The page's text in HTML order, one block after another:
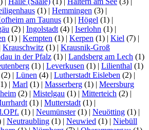
(1) | Hemmingen (3) |
am Taunus (1) | Högel (1) |
(2) | Ingolstadt (4) | Iserlohn (1) |
(1) | Kempten (1) | Kerpen (1) | Kiel (7) |
Krauschwitz (1) | Krausnik-Groß
in der Pfalz (1) | Landsberg am Lech (1)
(1) | Leverkusen (1) | Lilienthal (1)
(2) | Lünen (4) | Lutherstadt Eisleben (2) |
| Marl (1) | Masserberg (1) | Meersburg
(2) | Mistelgau (1) | Mitterteich (2) |
(1) | Mutterstadt (1) |
(1) | Neumünster(1) | Neuötting (1) |
| Neutraubling (1) | Neuwied (1) | Niebüll